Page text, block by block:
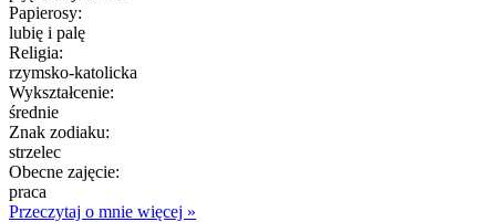
Papierosy:
lubię i palę
Religia:
rzymsko-katolicka
Wykształcenie:
średnie
Znak zodiaku:
strzelec
Obecne zajęcie:
praca
Przeczytaj o mnie więcej »